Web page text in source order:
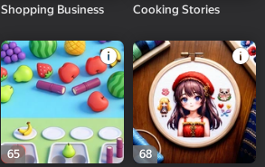
Shopping Business
Cooking Stories
65
68